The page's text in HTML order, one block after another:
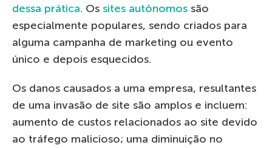
dessa prática. Os sites autônomos são
especialmente populares, sendo criados para
alguma campanha de marketing ou evento
único e depois esquecidos.
Os danos causados a uma empresa, resultantes
de uma invasão de site são amplos e incluem:
aumento de custos relacionados ao site devido
ao tráfego malicioso; uma diminuição no